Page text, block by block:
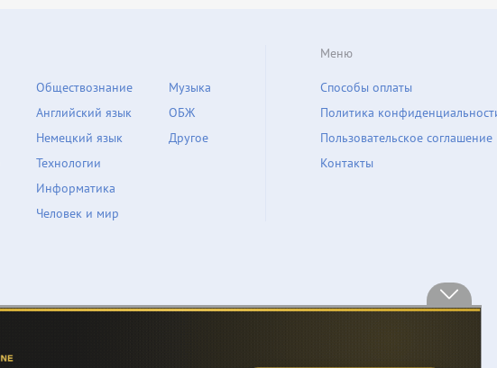
Обществознание
Английский язык
Немецкий язык
Технологии
Информатика
Человек и мир
Музыка
ОБЖ
Другое
Меню
Способы оплаты
Политика
Пользовательское соглашение
Контакты